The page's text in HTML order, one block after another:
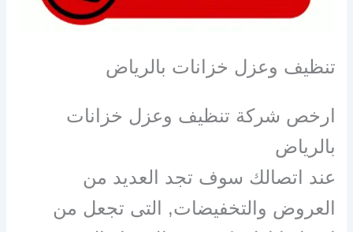
تنظيف وعزل خزانات بالرياض
ارخص شركة تنظيف وعزل خزانات
بالرياض
عند اتصالك سوف تجد العديد من
العروض والتخفيضات, التى تجعل من